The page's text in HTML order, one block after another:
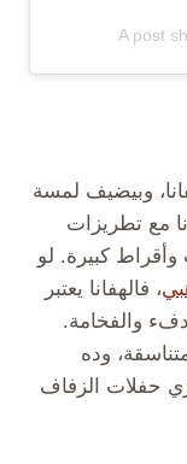
A post
وبيضيف لمسة
مع تطريزات
كبيرة. لو
، فالهفانا يعتبر
والفخامة.
وده
حفلات الزفاف